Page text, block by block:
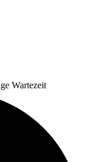
Wartezeit